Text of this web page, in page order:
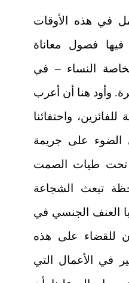
في هذه الأوقات
فيها فصول معاناة
النساء – في
وأود هنا أن أعرب
واحتفائنا
الضوء على جريمة
تحت طيات الصمت
تبعث الشجاعة
العنف الجنسي في
للقضاء على هذه
في الأعمال التي